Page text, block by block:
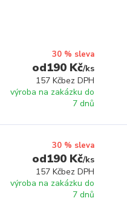
30 % sleva
190 Kč/ks
157 Kčbez DPH
výroba na zakázku do
7 dnů
30 % sleva
190 Kč/ks
157 Kčbez DPH
výroba na zakázku do
7 dnů